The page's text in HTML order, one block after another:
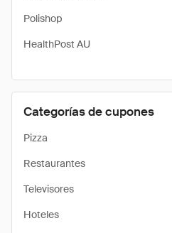
Polishop
HealthPost AU
Categorías de cupones
Pizza
Restaurantes
Televisores
Hoteles